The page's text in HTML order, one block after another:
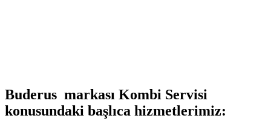
Buderus markası Kombi Servisi
konusundaki başlıca hizmetlerimiz: